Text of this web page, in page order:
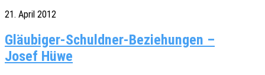
21. April 2012
Gläubiger-Schuldner-Beziehungen –
Josef Hüwe